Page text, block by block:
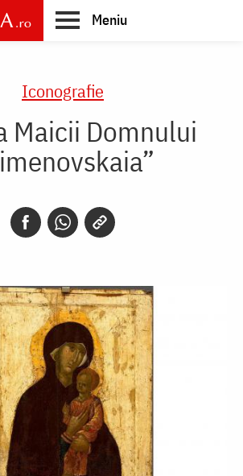
Meniu
Iconografie
Maicii Domnului